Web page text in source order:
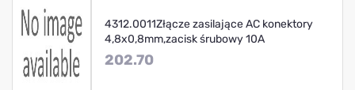
4312.0011Złącze zasilające AC konektory
4,8x0,8mm,zacisk śrubowy 10A
202.70